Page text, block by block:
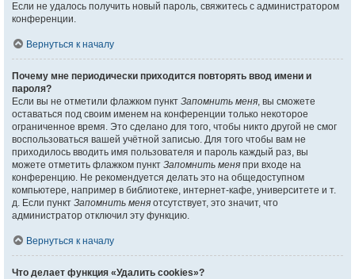
Если не удалось получить новый пароль, свяжитесь с администратором
конференции.
Вернуться к началу
Почему мне периодически приходится повторять ввод имени и
пароля?
Если вы не отметили флажком пункт Запомнить меня, вы сможете
оставаться под своим именем на конференции только некоторое
ограниченное время. Это сделано для того, чтобы никто другой не смог
воспользоваться вашей учётной записью. Для того чтобы вам не
приходилось вводить имя пользователя и пароль каждый раз, вы
можете отметить флажком пункт Запомнить меня при входе на
конференцию. Не рекомендуется делать это на общедоступном
компьютере, например в библиотеке, интернет-кафе, университете и т.
д. Если пункт Запомнить меня отсутствует, это значит, что
администратор отключил эту функцию.
Вернуться к началу
Что делает функция «Удалить cookies»?